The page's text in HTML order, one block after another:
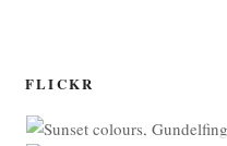
FLICKR